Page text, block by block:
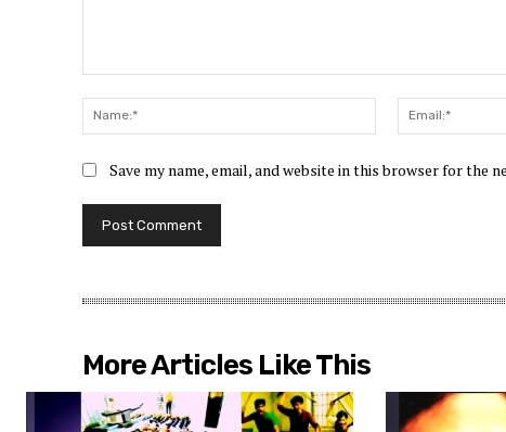
Name:*
Save my name, email, and website in this browser for the
More Articles Like This